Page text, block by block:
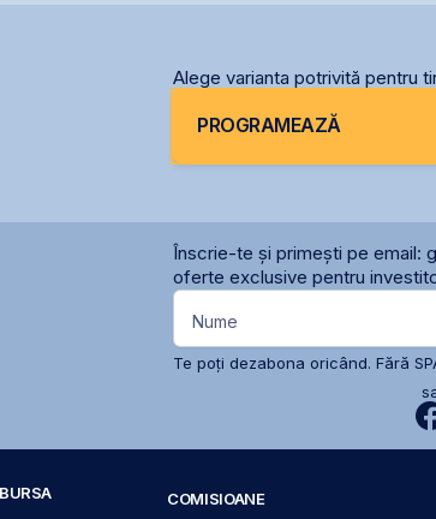
Alege varianta potrivită pentru
PROGRAMEAZĂ
Înscrie-te și primești pe email:
oferte exclusive pentru
Nume
Te poți dezabona oricând. Fără
COMISIOANE